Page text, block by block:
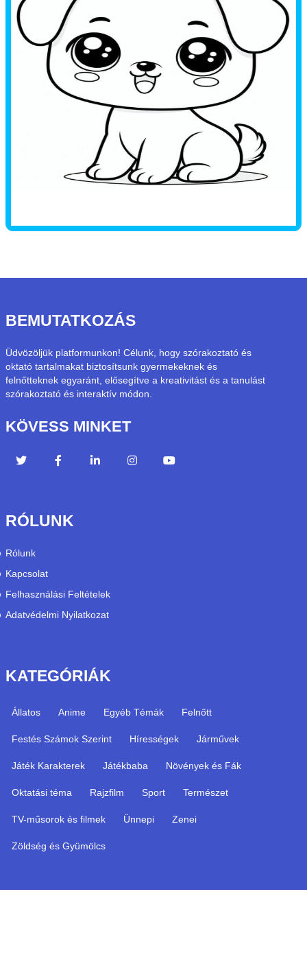
BEMUTATKOZÁS
Üdvözöljük platformunkon! Célunk, hogy szórakoztató és
oktató tartalmakat biztosítsunk gyermekeknek és
felnőtteknek egyaránt, elősegítve a kreativitást és a tanulást
szórakoztató és interaktív módon.
KÖVESS MINKET
RÓLUNK
Rólunk
Kapcsolat
Felhasználási Feltételek
Adatvédelmi Nyilatkozat
KATEGÓRIÁK
Állatos Anime Egyéb Témák Felnőtt
Festés Számok Szerint Hírességek Járművek
Játék Karakterek Játékbaba Növények és Fák
Oktatási téma Rajzfilm Sport Természet
TV-műsorok és filmek Ünnepi Zenei
Zöldség és Gyümölcs